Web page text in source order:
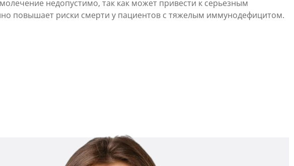
недопустимо, так как может привести к серьезным
повышает риски смерти у пациентов с тяжелым иммунодефицитом.